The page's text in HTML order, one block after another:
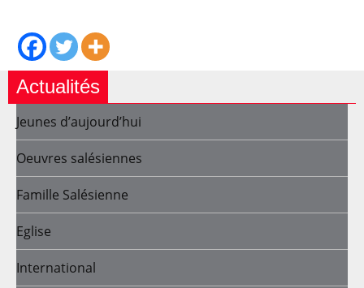
Actualités
Jeunes d’aujourd’hui
Oeuvres salésiennes
Famille Salésienne
Eglise
International